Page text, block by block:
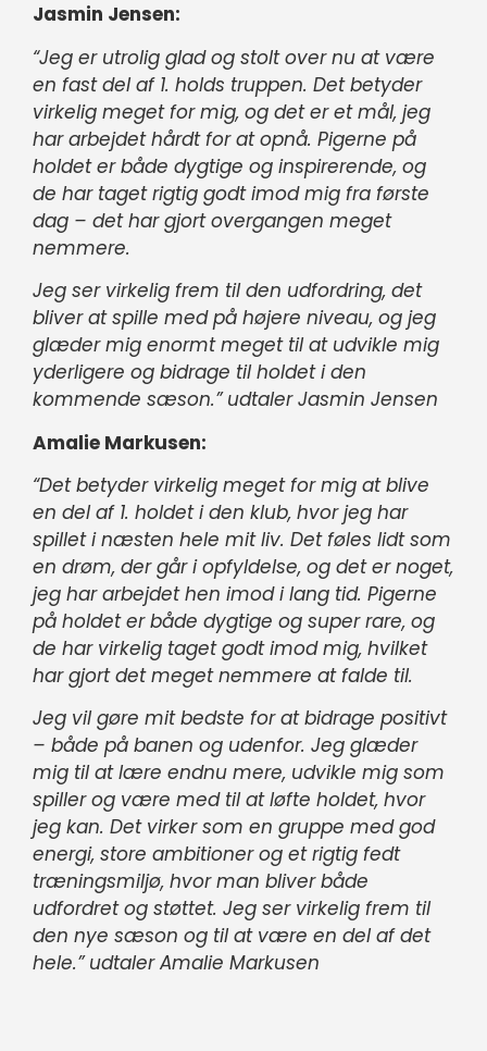
Jasmin Jensen:
“Jeg er utrolig glad og stolt over nu at være
en fast del af 1. holds truppen. Det betyder
virkelig meget for mig, og det er et mål, jeg
har arbejdet hårdt for at opnå. Pigerne på
holdet er både dygtige og inspirerende, og
de har taget rigtig godt imod mig fra første
dag – det har gjort overgangen meget
nemmere.
Jeg ser virkelig frem til den udfordring, det
bliver at spille med på højere niveau, og jeg
glæder mig enormt meget til at udvikle mig
yderligere og bidrage til holdet i den
kommende sæson.” udtaler Jasmin Jensen
Amalie Markusen:
“Det betyder virkelig meget for mig at blive
en del af 1. holdet i den klub, hvor jeg har
spillet i næsten hele mit liv. Det føles lidt som
en drøm, der går i opfyldelse, og det er noget,
jeg har arbejdet hen imod i lang tid. Pigerne
på holdet er både dygtige og super rare, og
de har virkelig taget godt imod mig, hvilket
har gjort det meget nemmere at falde til.
Jeg vil gøre mit bedste for at bidrage positivt
– både på banen og udenfor. Jeg glæder
mig til at lære endnu mere, udvikle mig som
spiller og være med til at løfte holdet, hvor
jeg kan. Det virker som en gruppe med god
energi, store ambitioner og et rigtig fedt
træningsmiljø, hvor man bliver både
udfordret og støttet. Jeg ser virkelig frem til
den nye sæson og til at være en del af det
hele.” udtaler Amalie Markusen